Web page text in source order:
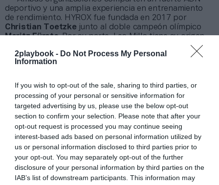
2playbook - Do Not Process My Personal
Information
If you wish to opt-out of the sale, sharing to third parties, or
processing of your personal or sensitive information for
targeted advertising by us, please use the below opt-out
section to confirm your selection. Please note that after your
opt-out request is processed you may continue seeing
interest-based ads based on personal information utilized by
us or personal information disclosed to third parties prior to
your opt-out. You may separately opt-out of the further
disclosure of your personal information by third parties on the
IAB’s list of downstream participants. This information may
deportivo y una amplia experiencia en entrenamiento
de rendimiento. HYROX fue fundada en 2017 por
Christian Toetzke junto al doble campeón olímpico
Moritz Fürste. Por su parte, Les Mills tiene su origen
en el atleta olímpico que le da nombre, aunque fue
Phillip Millsquien impulsó su expansión internacional y
su evolución hacia formatos de entrenamiento en
“Creo firmemente en los deportes basados en el
club por la comunidad y el compromiso de los socios
que generan. A lo largo de los años, mis clubes en
Nueva Zelanda se han beneficiado enormemente de
organizar equipos de running, triatlón, entrenamiento
CrossFit y otros deportes vinculados al gimnasio”,
explicaPhillip Mills.
“Asociarnos con una marca como Les Mills fue un
paso muy natural para HYROX, dada su consolidada
reputación y credibilidad dentro de la comunidad global
de entrenamiento, así como su esfuerzo constante a la